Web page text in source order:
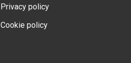
Privacy policy
Cookie policy